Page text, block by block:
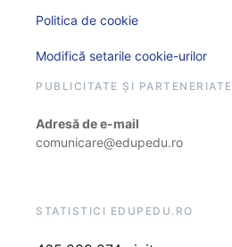
Politica de cookie
Modifică setarile cookie-urilor
PUBLICITATE ȘI PARTENERIATE
Adresă de e-mail
comunicare@edupedu.ro
STATISTICI EDUPEDU.RO